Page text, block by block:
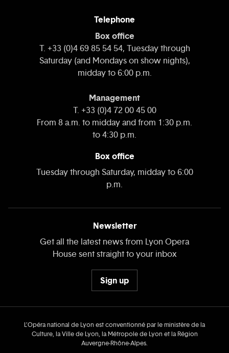
Telephone
Box office
T. +33 (0)4 69 85 54 54, Tuesday through
Saturday (and Mondays on show nights),
midday to 6:00 p.m.
Management
T. +33 (0)4 72 00 45 00
From 8 a.m. to midday and from 1:30 p.m.
to 4:30 p.m.
Box office
Tuesday through Saturday, midday to 6:00
p.m.
Newsletter
Get all the latest news from Lyon Opera
House sent straight to your inbox
Sign up
L’Opéra national de Lyon est conventionné par le ministère de la
Culture, la Ville de Lyon, la Métropole de Lyon et la Région
Auvergne‑Rhône‑Alpes.